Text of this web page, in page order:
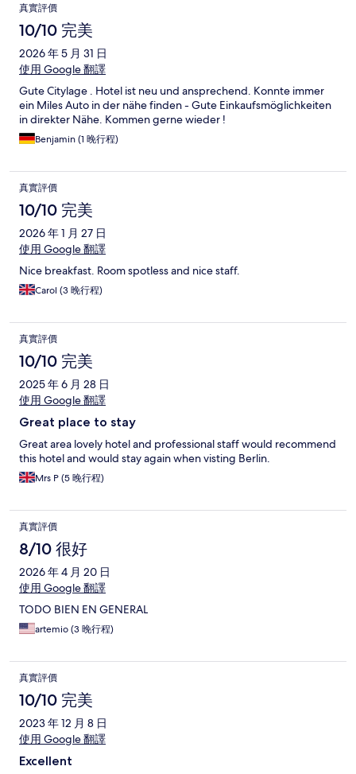
真實評價
10/10 完美
2026 年 5 月 31 日
使用 Google 翻譯
Gute Citylage . Hotel ist neu und ansprechend. Konnte immer
ein Miles Auto in der nähe finden - Gute Einkaufsmöglichkeiten
in direkter Nähe. Kommen gerne wieder !
Benjamin (1 晚行程)
真實評價
10/10 完美
2026 年 1 月 27 日
使用 Google 翻譯
Nice breakfast. Room spotless and nice staff.
Carol (3 晚行程)
真實評價
10/10 完美
2025 年 6 月 28 日
使用 Google 翻譯
Great place to stay
Great area lovely hotel and professional staff would recommend
this hotel and would stay again when visting Berlin.
Mrs P (5 晚行程)
真實評價
8/10 很好
2026 年 4 月 20 日
使用 Google 翻譯
TODO BIEN EN GENERAL
artemio (3 晚行程)
真實評價
10/10 完美
2023 年 12 月 8 日
使用 Google 翻譯
Excellent